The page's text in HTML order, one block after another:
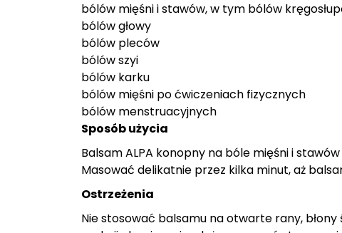
bólów mięśni i stawów, w tym bólów
bólów głowy
bólów pleców
bólów szyi
bólów karku
bólów mięśni po ćwiczeniach fizycznych
bólów menstruacyjnych
Sposób użycia
Balsam ALPA konopny na bóle mięśni i
Masować delikatnie przez kilka minut, aż
Ostrzeżenia
Nie stosować balsamu na otwarte rany,